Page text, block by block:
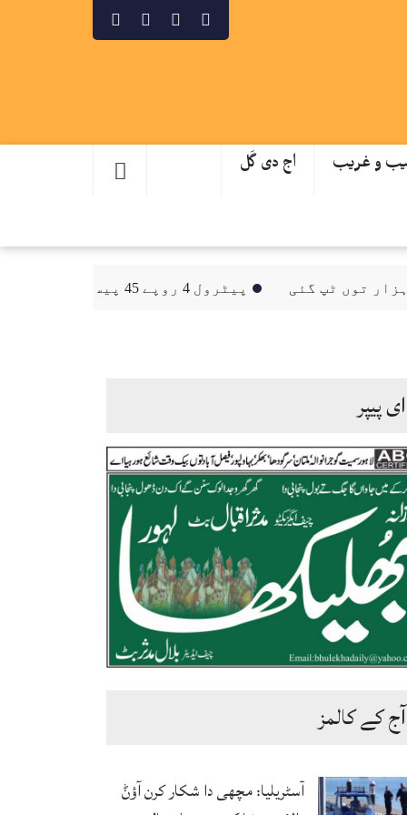
و غریب اج دی گَل
پیٹرول 4 روپے 45 پیسے فی لٹر مہنگا، ڈیزل 2 روپے سستا
ای پیپر
آج کے کالمز
آسٹریلیا: مچھی دا شکار کرن آؤݨ